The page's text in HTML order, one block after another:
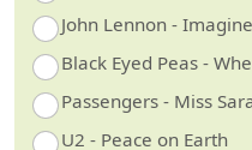
John Lennon - Imagine
Black Eyed Peas -
Passengers - Miss
U2 - Peace on Earth